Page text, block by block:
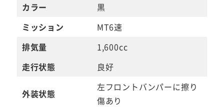
カラー
黒
ミッション
MT6速
排気量
1,600cc
走行状態
良好
外装状態
左フロントバンパーに擦り
傷あり